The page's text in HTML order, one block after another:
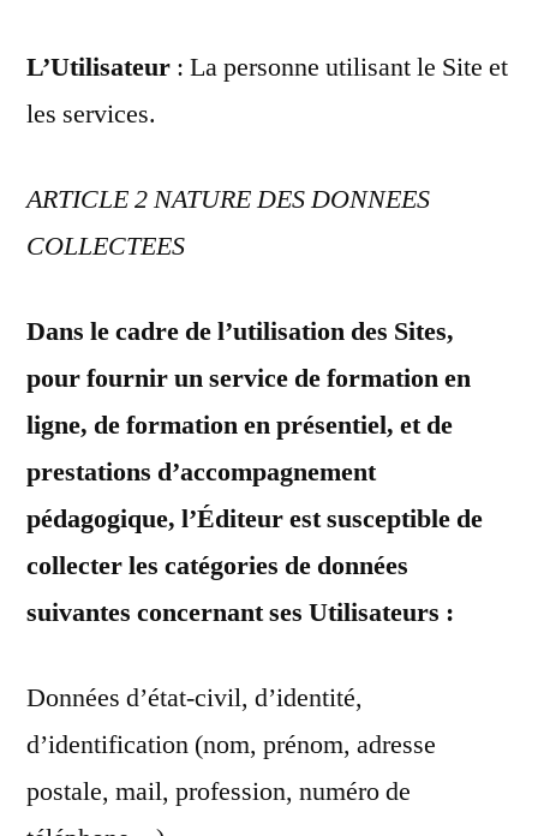
L’Utilisateur : La personne utilisant le Site et
les services.
ARTICLE 2 NATURE DES DONNEES
COLLECTEES
Dans le cadre de l’utilisation des Sites,
pour fournir un service de formation en
ligne, de formation en présentiel, et de
prestations d’accompagnement
pédagogique, l’Éditeur est susceptible de
collecter les catégories de données
suivantes concernant ses Utilisateurs :
Données d’état-civil, d’identité,
d’identification (nom, prénom, adresse
postale, mail, profession, numéro de